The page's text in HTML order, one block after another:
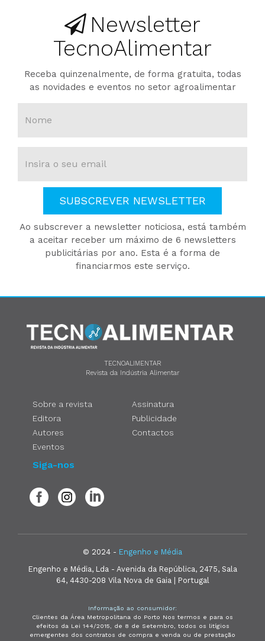
Newsletter
TecnoAlimentar
Receba quinzenalmente, de forma gratuita, todas
as novidades e eventos no setor agroalimentar
SUBSCREVER NEWSLETTER
Ao subscrever a newsletter noticiosa, está também
a aceitar receber um máximo de 6 newsletters
publicitárias por ano. Esta é a forma de
financiarmos este serviço.
TECNOALIMENTAR
Revista da Indústria Alimentar
Sobre a revista
Editora
Autores
Eventos
Assinatura
Publicidade
Contactos
Siga-nos
© 2024 - Engenho e Média
Engenho e Média, Lda - Avenida da República, 2475, Sala
64, 4430-208 Vila Nova de Gaia | Portugal
Informação ao consumidor:
Clientes da Área Metropolitana do Porto Nos termos e para os
efeitos da Lei 144/2015, de 8 de Setembro, todos os litígios
emergentes dos contratos de compra e venda ou de prestação